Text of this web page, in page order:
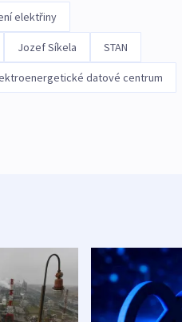
elektřiny
Jozef Síkela STAN
datové centrum